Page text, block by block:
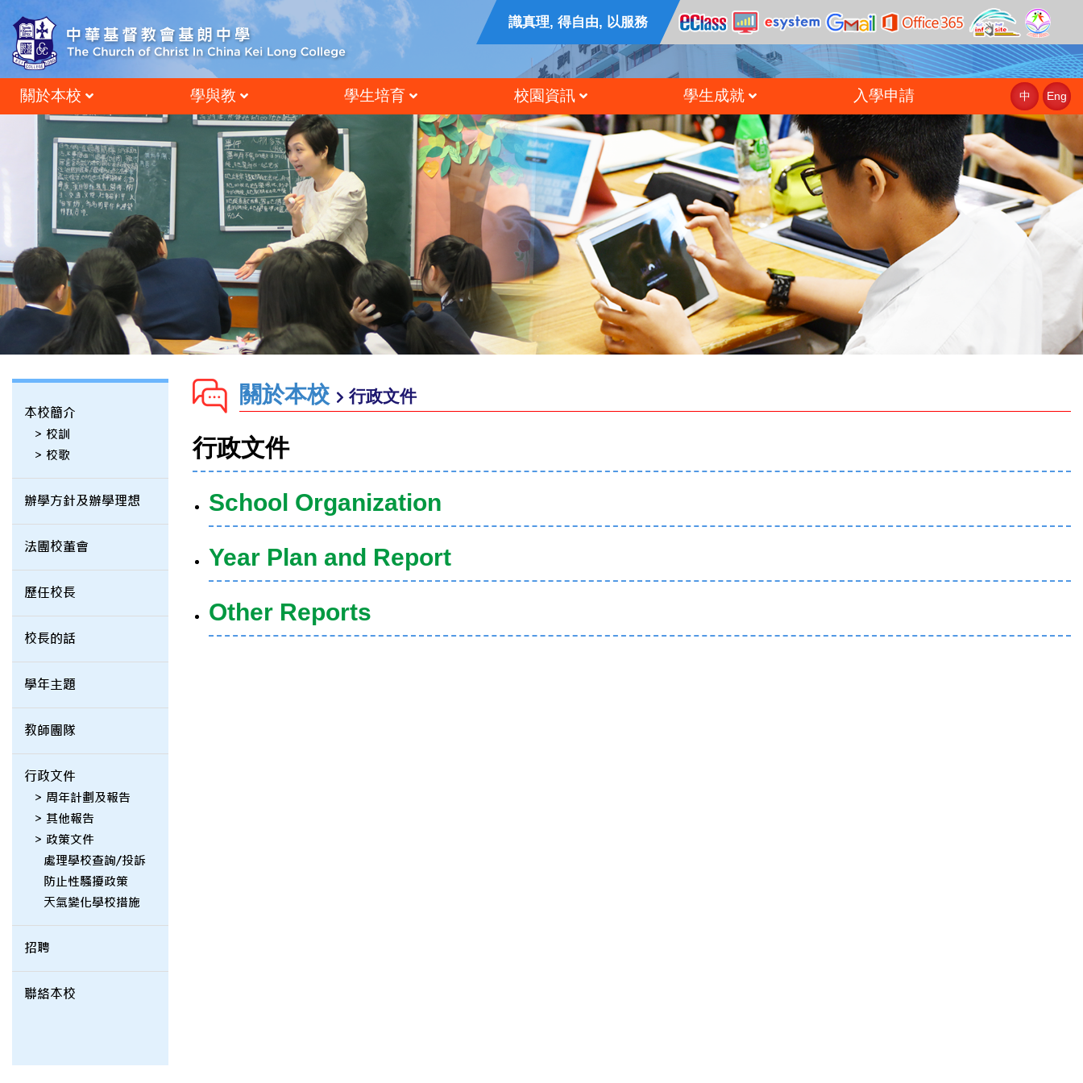
識真理, 得自由, 以服務
關於本校 學與教 學生培育 校園資訊 學生成就 入學申請 中 Eng
本校簡介
> 校訓
> 校歌
辦學方針及辦學理想
法團校董會
歷任校長
校長的話
學年主題
教師團隊
行政文件
> 周年計劃及報告
> 其他報告
> 政策文件
處理學校查詢/投訴
防止性騷擾政策
天氣變化學校措施
招聘
聯絡本校
關於本校 行政文件
行政文件
School Organization
Year Plan and Report
Other Reports